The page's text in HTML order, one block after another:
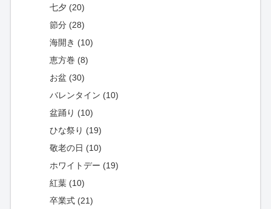
七夕 (20)
節分 (28)
海開き (10)
恵方巻 (8)
お盆 (30)
バレンタイン (10)
盆踊り (10)
ひな祭り (19)
敬老の日 (10)
ホワイトデー (19)
紅葉 (10)
卒業式 (21)